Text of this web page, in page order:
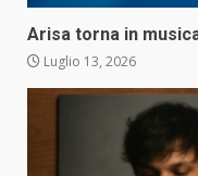
Arisa torna in
Luglio 13, 2026